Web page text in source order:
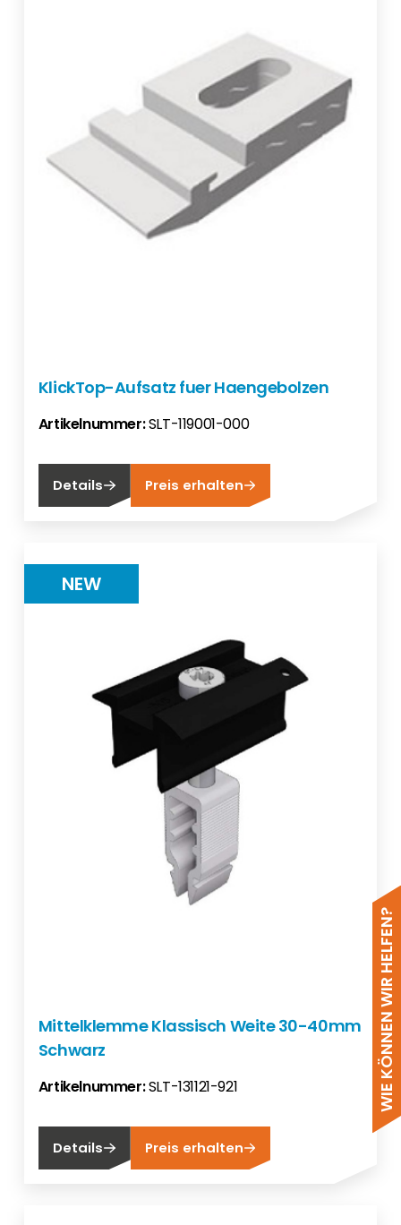
WIE KÖNNEN WIR HELFEN?
KlickTop-Aufsatz fuer Haengebolzen
Artikelnummer:SLT-119001-000
Details Preis erhalten
NEW
Mittelklemme Klassisch Weite 30-40mm
Schwarz
Artikelnummer:SLT-131121-921
Details Preis erhalten